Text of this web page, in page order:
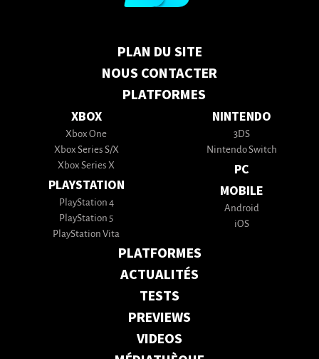
PLAN DU SITE
NOUS CONTACTER
PLATFORMES
XBOX
Xbox One
Xbox Series S/X
Xbox Series X
PLAYSTATION
PlayStation 4
PlayStation 5
PlayStation Vita
NINTENDO
3DS
Nintendo Switch
PC
MOBILE
Android
iOS
PLATFORMES
ACTUALITÉS
TESTS
PREVIEWS
VIDEOS